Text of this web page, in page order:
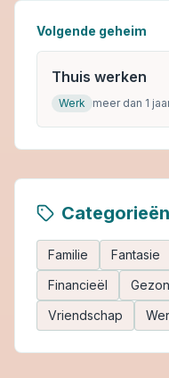
Volgende geheim
Thuis werken
Werk meer dan 1
Categorieën
Familie Fantasie
Financieël
Vriendschap